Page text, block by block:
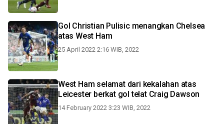
Gol Christian Pulisic menangkan Chelsea
atas West Ham
25 April 2022 2:16 WIB, 2022
West Ham selamat dari kekalahan atas
Leicester berkat gol telat Craig Dawson
14 February 2022 3:23 WIB, 2022